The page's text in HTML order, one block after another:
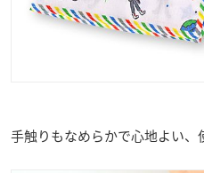
手触りもなめらかで心地よい、